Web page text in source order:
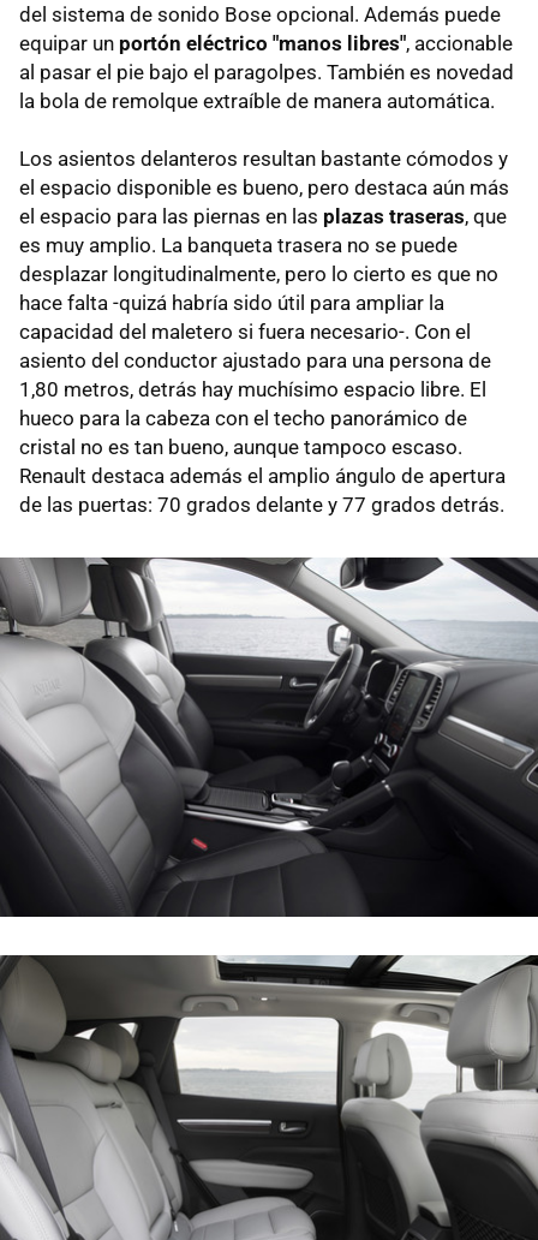
del sistema de sonido Bose opcional. Además puede
equipar un portón eléctrico "manos libres", accionable
al pasar el pie bajo el paragolpes. También es novedad
la bola de remolque extraíble de manera automática.
Los asientos delanteros resultan bastante cómodos y
el espacio disponible es bueno, pero destaca aún más
el espacio para las piernas en las plazas traseras, que
es muy amplio. La banqueta trasera no se puede
desplazar longitudinalmente, pero lo cierto es que no
hace falta -quizá habría sido útil para ampliar la
capacidad del maletero si fuera necesario-. Con el
asiento del conductor ajustado para una persona de
1,80 metros, detrás hay muchísimo espacio libre. El
hueco para la cabeza con el techo panorámico de
cristal no es tan bueno, aunque tampoco escaso.
Renault destaca además el amplio ángulo de apertura
de las puertas: 70 grados delante y 77 grados detrás.